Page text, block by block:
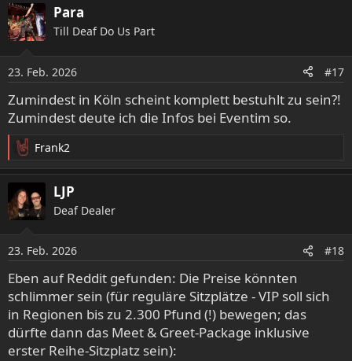
a
k
t
n
e
n
:
Para
Till Deaf Do Us Part
23. Feb. 2026 #17
Zumindest in Köln scheint komplett bestuhlt zu sein?!
Zumindest deute ich die Infos bei Eventim so.
R
e
a
k
t
n
e
n
:
Frank2
LJP
Deaf Dealer
23. Feb. 2026 #18
Eben auf Reddit gefunden: Die Preise könnten
schlimmer sein (für reguläre Sitzplätze - VIP soll sich
in Regionen bis zu 2.300 Pfund (!) bewegen; das
dürfte dann das Meet & Greet-Package inklusive
erster Reihe-Sitzplatz sein):